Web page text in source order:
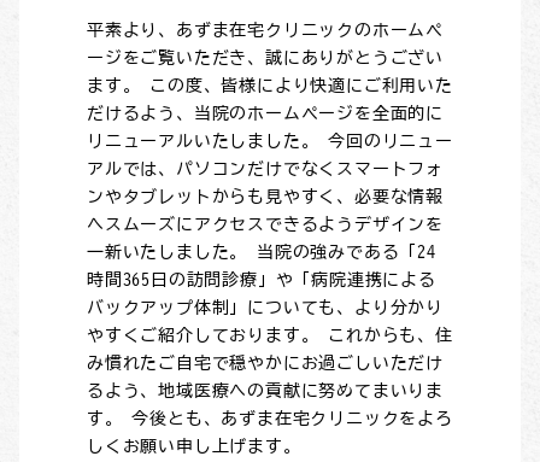
平素より、あずま在宅クリニックのホームペ
ージをご覧いただき、誠にありがとうござい
ます。 この度、皆様により快適にご利用いた
だけるよう、当院のホームページを全面的に
リニューアルいたしました。 今回のリニュー
アルでは、パソコンだけでなくスマートフォ
ンやタブレットからも見やすく、必要な情報
へスムーズにアクセスできるようデザインを
一新いたしました。 当院の強みである「24
時間365日の訪問診療」や「病院連携による
バックアップ体制」についても、より分かり
やすくご紹介しております。 これからも、住
み慣れたご自宅で穏やかにお過ごしいただけ
るよう、地域医療への貢献に努めてまいりま
す。 今後とも、あずま在宅クリニックをよろ
しくお願い申し上げます。